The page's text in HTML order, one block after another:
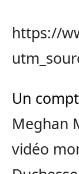
https://
Un
Meghan
vidéo